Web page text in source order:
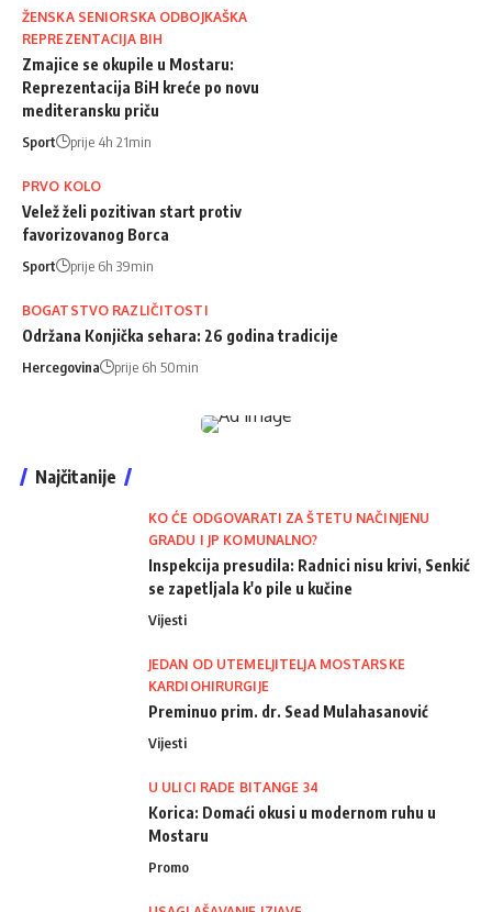
ŽENSKA SENIORSKA ODBOJKAŠKA
REPREZENTACIJA BIH
Zmajice se okupile u Mostaru:
Reprezentacija BiH kreće po novu
mediteransku priču
Sport prije 4h 21min
PRVO KOLO
Velež želi pozitivan start protiv
favorizovanog Borca
Sport prije 6h 39min
BOGATSTVO RAZLIČITOSTI
Održana Konjička sehara: 26 godina tradicije
Hercegovina prije 6h 50min
Najčitanije
KO ĆE ODGOVARATI ZA ŠTETU NAČINJENU
GRADU I JP KOMUNALNO?
Inspekcija presudila: Radnici nisu krivi, Senkić
se zapetljala k'o pile u kučine
Vijesti
JEDAN OD UTEMELJITELJA MOSTARSKE
KARDIOHIRURGIJE
Preminuo prim. dr. Sead Mulahasanović
Vijesti
U ULICI RADE BITANGE 34
Korica: Domaći okusi u modernom ruhu u
Mostaru
Promo